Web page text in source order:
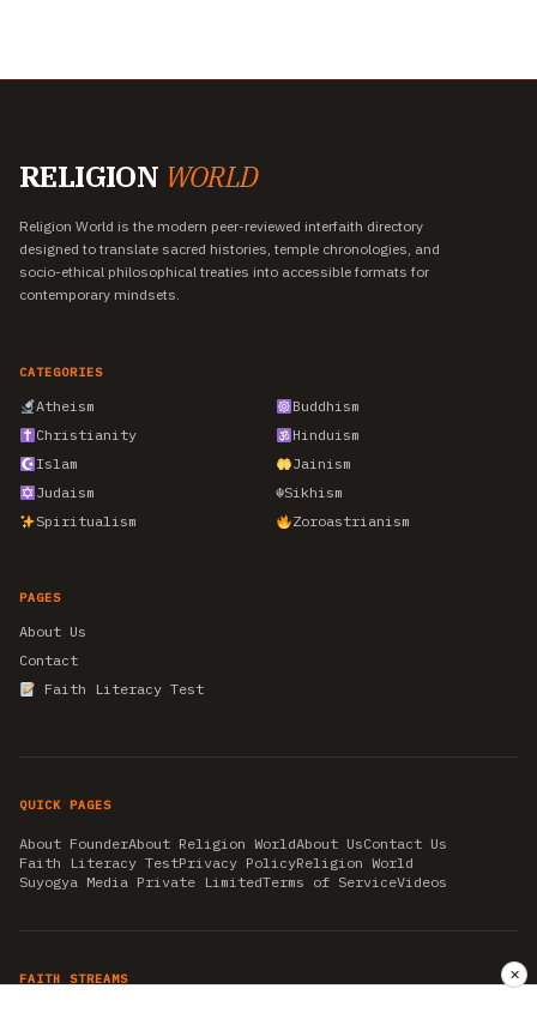
RELIGION WORLD
Religion World is the modern peer-reviewed interfaith directory
designed to translate sacred histories, temple chronologies, and
socio-ethical philosophical treaties into accessible formats for
contemporary mindsets.
CATEGORIES
Atheism
Buddhism
Christianity
Hinduism
Islam
Jainism
Judaism
☬Sikhism
Spiritualism
Zoroastrianism
PAGES
About Us
Contact
Faith Literacy Test
QUICK PAGES
About FounderAbout Religion WorldAbout UsContact Us
Faith Literacy TestPrivacy PolicyReligion World
Suyogya Media Private LimitedTerms of ServiceVideos
FAITH STREAMS ✕